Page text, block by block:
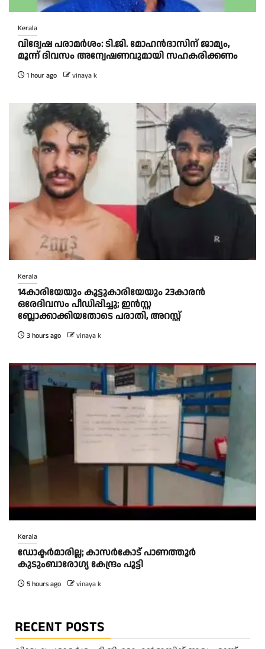
Kerala
വിദ്വേഷ പരാമർശം: ടി.ജി. മോഹൻദാസിന് ജാമ്യം,
മൂന്ന് ദിവസം അന്വേഷണവുമായി സഹകരിക്കണം
1 hour ago vinaya k
Kerala
14കാരിയേയും കൂട്ടുകാരിയേയും 23കാരൻ
ഒരേദിവസം പീഡിപ്പിച്ചു; ഇൻസ്റ്റ
ബ്ലോക്കാക്കിയതോടെ പരാതി, അറസ്റ്റ്
3 hours ago vinaya k
Kerala
ഡോക്ടർമാരില്ല; കാസർകോട് പാണത്തൂർ
കുടുംബാരോഗ്യ കേന്ദ്രം പൂട്ടി
5 hours ago vinaya k
RECENT POSTS